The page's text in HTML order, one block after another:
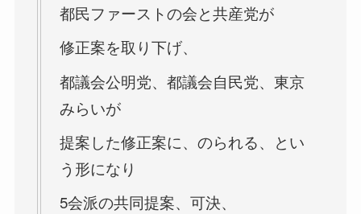
都民ファーストの会と共産党が
修正案を取り下げ、
都議会公明党、都議会自民党、東京
みらいが
提案した修正案に、のられる、とい
う形になり
5会派の共同提案、可決、